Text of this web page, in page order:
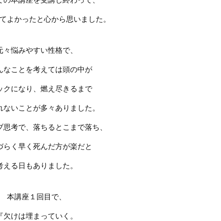
よかったと心から思いました。
々悩みやすい性格で、
なことを考えては頭の中が
クになり、燃え尽きるまで
ないことが多々ありました。
思考で、落ちるとこまで落ち、
らく早く死んだ方が楽だと
える日もありました。
本講座１回目で、
欠けは埋まっていく。